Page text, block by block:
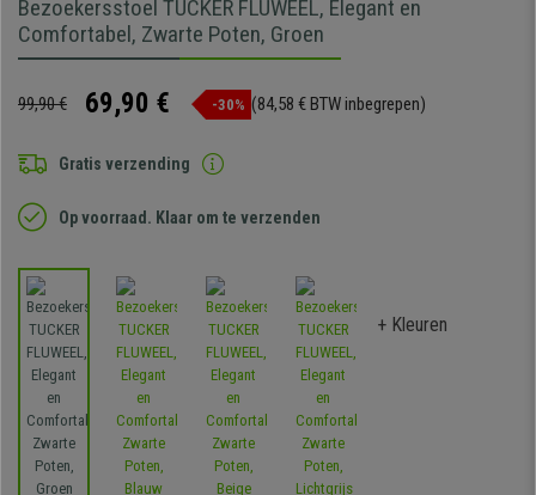
Bezoekersstoel TUCKER FLUWEEL, Elegant en
Comfortabel, Zwarte Poten, Groen
99,90 € 69,90 € -30% (84,58 € BTW inbegrepen)
Gratis verzending
Op voorraad. Klaar om te verzenden
+ Kleuren